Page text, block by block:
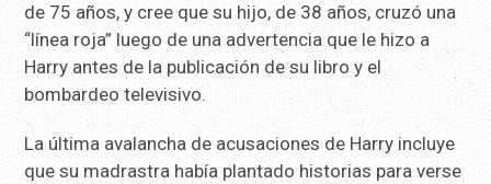
de 75 años, y cree que su hijo, de 38 años, cruzó una
“línea roja” luego de una advertencia que le hizo a
Harry antes de la publicación de su libro y el
bombardeo televisivo.
La última avalancha de acusaciones de Harry incluye
que su madrastra había plantado historias para verse